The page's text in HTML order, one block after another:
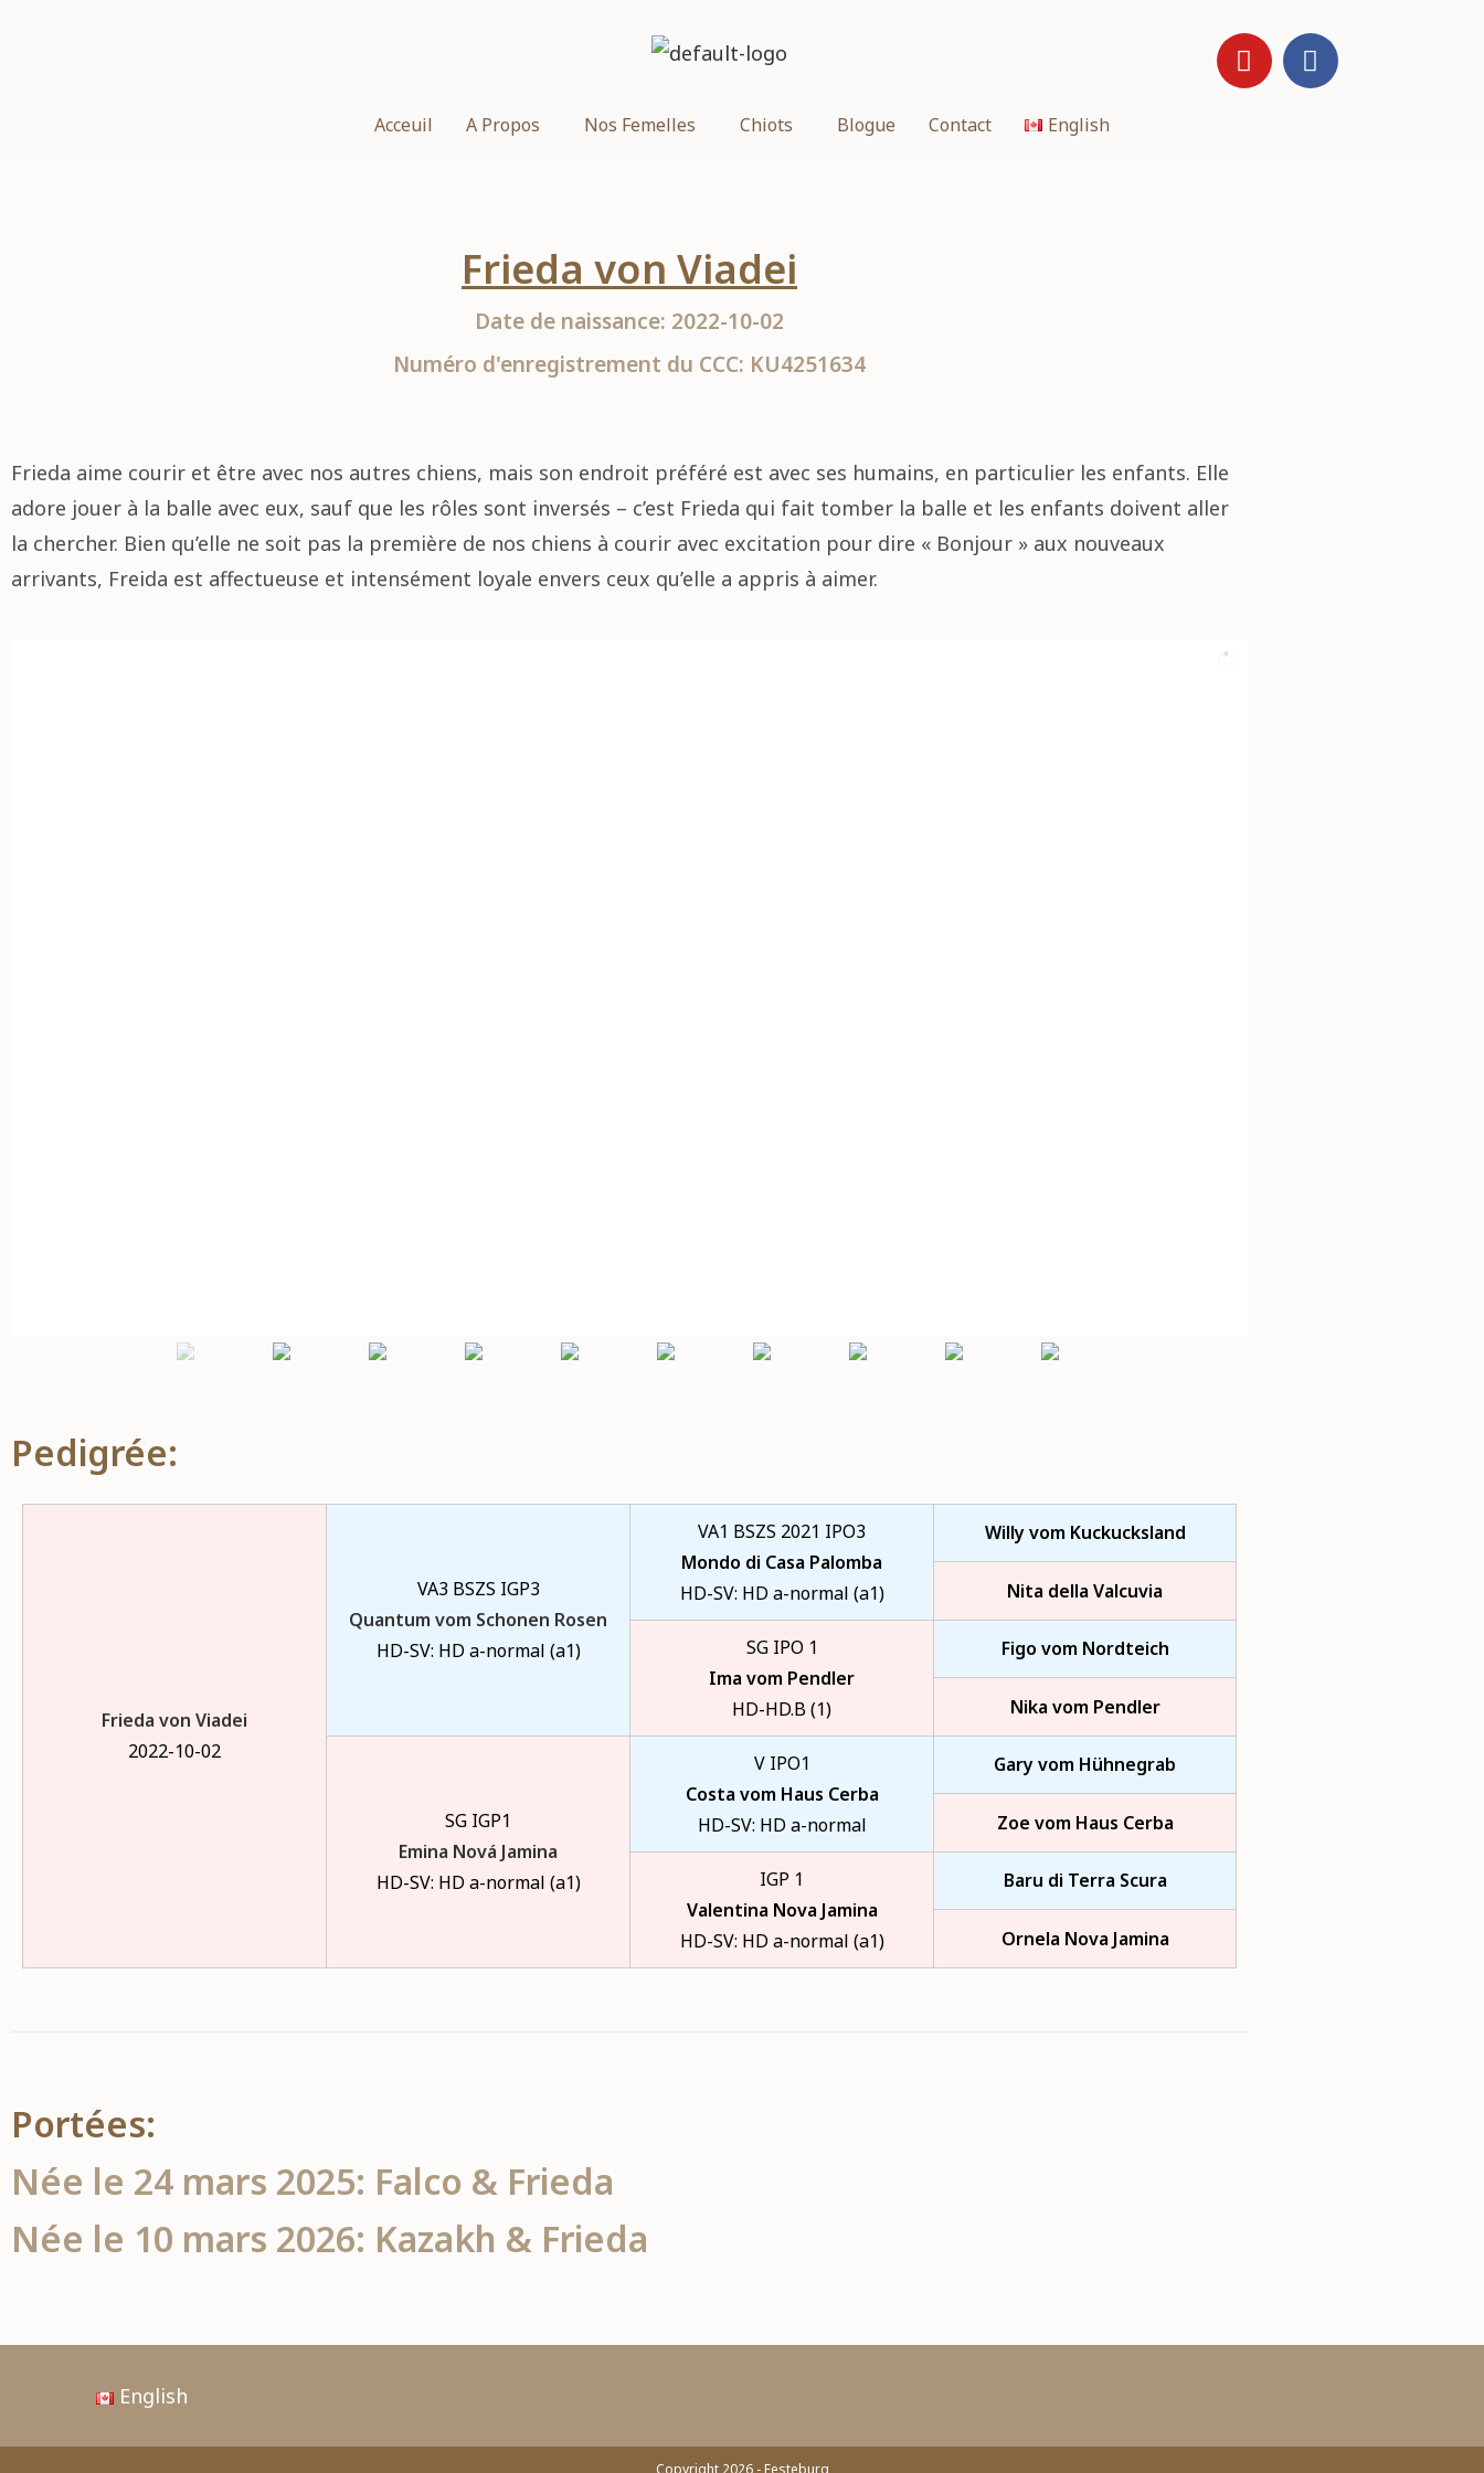
Acceuil A Propos Nos Femelles Chiots Blogue Contact English
Frieda von Viadei
Date de naissance: 2022-10-02
Numéro d'enregistrement du CCC: KU4251634
Frieda aime courir et être avec nos autres chiens, mais son endroit préféré est avec ses humains, en particulier les enfants. Elle
adore jouer à la balle avec eux, sauf que les rôles sont inversés – c’est Frieda qui fait tomber la balle et les enfants doivent aller
la chercher. Bien qu’elle ne soit pas la première de nos chiens à courir avec excitation pour dire « Bonjour » aux nouveaux
arrivants, Freida est affectueuse et intensément loyale envers ceux qu’elle a appris à aimer.
Pedigrée:
Frieda von Viadei
2022-10-02
VA3 BSZS IGP3
Quantum vom Schonen Rosen
HD-SV: HD a-normal (a1)
VA1 BSZS 2021 IPO3
Mondo di Casa Palomba
HD-SV: HD a-normal (a1)
Willy vom Kuckucksland
Nita della Valcuvia
SG IPO 1
Ima vom Pendler
HD-HD.B (1)
Figo vom Nordteich
Nika vom Pendler
SG IGP1
Emina Nová Jamina
HD-SV: HD a-normal (a1)
V IPO1
Costa vom Haus Cerba
HD-SV: HD a-normal
Gary vom Hühnegrab
Zoe vom Haus Cerba
IGP 1
Valentina Nova Jamina
HD-SV: HD a-normal (a1)
Baru di Terra Scura
Ornela Nova Jamina
Portées:
Née le 24 mars 2025: Falco & Frieda
Née le 10 mars 2026: Kazakh & Frieda
English